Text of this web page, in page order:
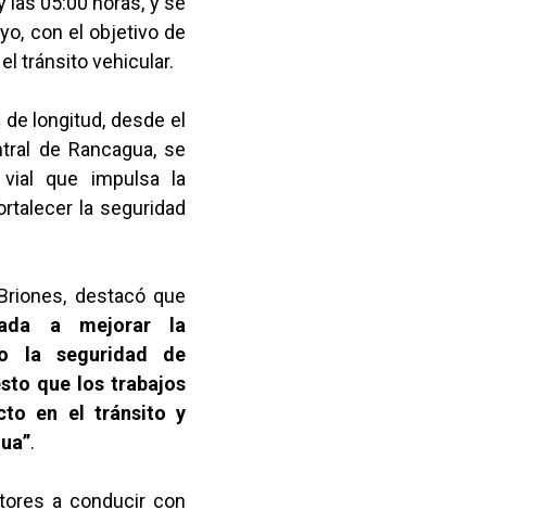
con el objetivo de
tránsito vehicular.
longitud, desde el
de Rancagua, se
que impulsa la
la seguridad
destacó que
a mejorar la
la seguridad de
que los trabajos
en el tránsito y
.
a conducir con